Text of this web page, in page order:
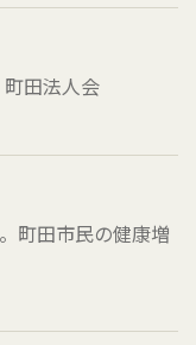
田法人会
町田市民の健康増